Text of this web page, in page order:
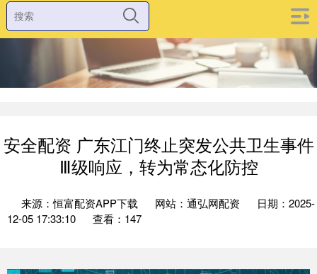
安全配资 广东江门终止突发公共卫生事件
Ⅲ级响应，转为常态化防控
来源：恒富配资APP下载 网站：通弘网配资
日期：2025-
12-05 17:33:10
查看：147